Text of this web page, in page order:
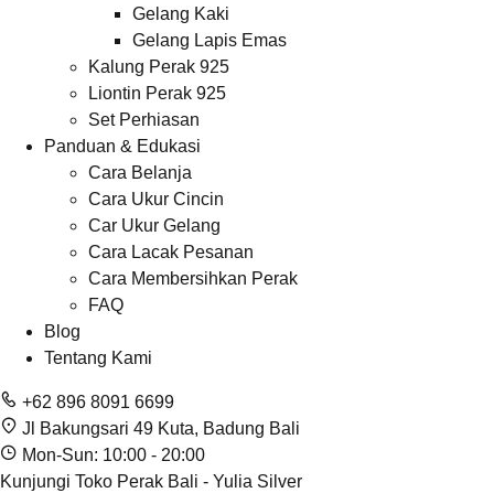
Gelang Kaki
Gelang Lapis Emas
Kalung Perak 925
Liontin Perak 925
Set Perhiasan
Panduan & Edukasi
Cara Belanja
Cara Ukur Cincin
Car Ukur Gelang
Cara Lacak Pesanan
Cara Membersihkan Perak
FAQ
Blog
Tentang Kami
+62 896 8091 6699
Jl Bakungsari 49 Kuta, Badung Bali
Mon-Sun: 10:00 - 20:00
Kunjungi Toko Perak Bali - Yulia Silver